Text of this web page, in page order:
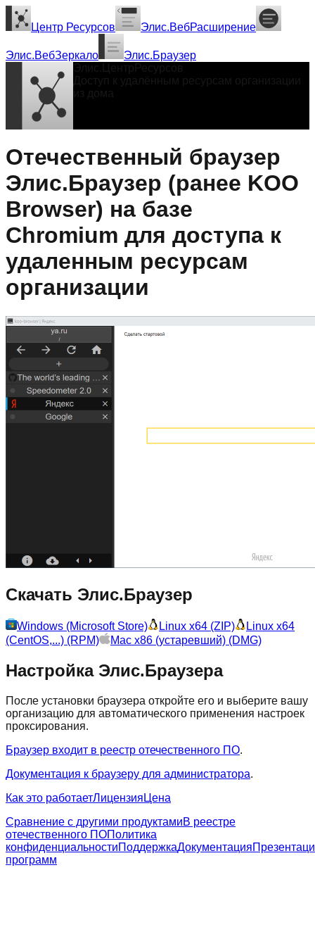
Центр Ресурсов Элис.ВебРасширение
Элис.ВебЗеркало
Элис.Браузер
Отечественный браузер
Элис.Браузер (ранее KOO
Browser) на базе
Chromium для доступа к
удаленным ресурсам
организации
Скачать Элис.Браузер
Windows (Microsoft Store) Linux x64 (ZIP)
Linux x64
(CentOS,...) (RPM)
Mac x86 (устаревший) (DMG)
Настройка Элис.Браузера
После установки браузера откройте его и выберите вашу
организацию для автоматического применения настроек
проксирования.
Браузер входит в реестр отечественного ПО.
Документация к браузеру для администратора.
Как это работаетЛицензия Цена
Сравнение с другими продуктамиВ реестре
отечественного ПОПолитика
конфиденциальностиПоддержкаДокументация
программ